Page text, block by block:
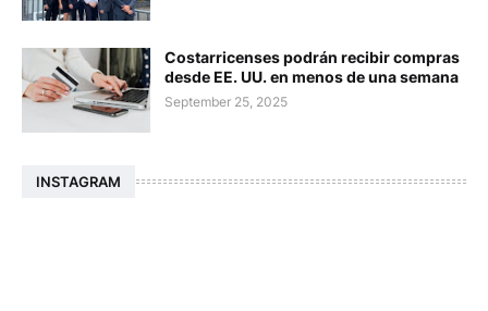
Costarricenses podrán recibir compras
desde EE. UU. en menos de una semana
September 25, 2025
INSTAGRAM